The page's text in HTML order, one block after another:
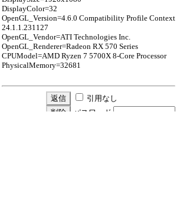
DisplayColor=32
OpenGL_Version=4.6.0 Compatibility Profile Context
24.1.1.231127
OpenGL_Vendor=ATI Technologies Inc.
OpenGL_Renderer=Radeon RX 570 Series
CPUModel=AMD Ryzen 7 5700X 8-Core Processor
PhysicalMemory=32681
引用なし
パスワード